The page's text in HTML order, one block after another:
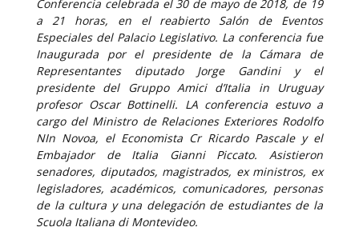
Conferencia celebrada el 30 de mayo de 2018, de 19
a 21 horas, en el reabierto Salón de Eventos
Especiales del Palacio Legislativo. La conferencia fue
Inaugurada por el presidente de la Cámara de
Representantes diputado Jorge Gandini y el
presidente del Gruppo Amici d’Italia in Uruguay
profesor Oscar Bottinelli. LA conferencia estuvo a
cargo del Ministro de Relaciones Exteriores Rodolfo
NIn Novoa, el Economista Cr Ricardo Pascale y el
Embajador de Italia Gianni Piccato. Asistieron
senadores, diputados, magistrados, ex ministros, ex
legisladores, académicos, comunicadores, personas
de la cultura y una delegación de estudiantes de la
Scuola Italiana di Montevideo.